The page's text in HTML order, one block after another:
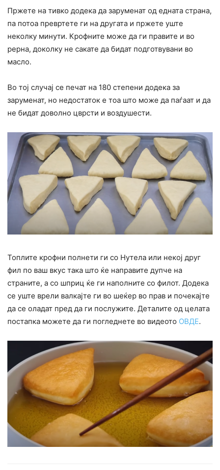
Пржете на тивко додека да заруменат од едната страна,
па потоа превртете ги на другата и пржете уште
неколку минути. Крофните може да ги правите и во
рерна, доколку не сакате да бидат подготвувани во
масло.
Во тој случај се печат на 180 степени додека за
заруменат, но недостаток е тоа што може да паѓаат и да
не бидат доволно цврсти и воздушести.
Топлите крофни полнети ги со Нутела или некој друг
фил по ваш вкус така што ќе направите дупче на
страните, а со шприц ќе ги наполните со филот. Додека
се уште врели валкајте ги во шеќер во прав и почекајте
да се оладат пред да ги послужите. Деталите од целата
постапка можете да ги погледнете во видеото ОВДЕ.